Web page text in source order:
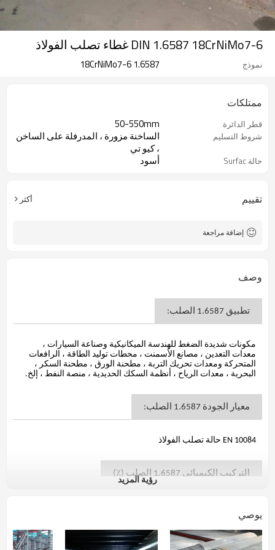
DIN 1.6587 18CrNiMo7-6 غطاء تصلب الفولاذ
نموذج 1.6587 18CrNiMo7-6
ممتلكات
قطر الدائرة 50-550mm
شروط التسليم
الساخنة مزورة ، المدرفلة على الساخن
، كيو تي
حالة Surfac أسود
تقييم أكثر
إضافة مراجعة
وصف
تطبيق 1.6587 الصلب:
مكونات شديدة الضغط للهندسة الميكانيكية وصناعة السيارات ،
معدات التعدين ، مصانع الأسمنت ، محطات توليد الطاقة ، الرافعات
المتحركة ومعدات تحريك التربة ، مطحنة الورق ، مطحنة السكر ،
البحرية ، معدات الرياح ، أنظمة السكك الحديدية ، منصة النفط ، إلخ.
معيار الجودة 1.6587 الصلب:
EN 10084 حالة تصلب الفولاذ
التركيب الكيميائي 1.6587 الصلب (٪)
0،15-0،21 0،50-0،90
أقصى
كحد
أقصى
كحد
1،50-1،80
رؤية المزيد
يوصي